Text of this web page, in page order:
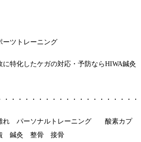
ーツトレーニング
に特化したケガの対応・予防ならHIWA鍼灸
・・・・・・・・・・・・・・・・・・・
れ パーソナルトレーニング 酸素カプ
鍼灸 整骨 接骨